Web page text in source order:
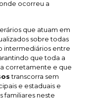
ocorreu a
que atuam em
sobre todas
intermediários entre
que toda a
corretamente e que
transcorra sem
e estaduais e
familiares neste